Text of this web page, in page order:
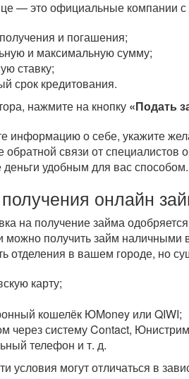
— это официальные компании
и погашения;
и максимальную сумму;
ставку;
срок кредитования.
нажмите на кнопку «Подать
информацию о себе, укажите
связи от специалистов
деньги удобным для вас способом.
онлайн
на получение займа
можно получить займ
отделения в вашем городе, но
карту;
кошелёк ЮMoney или QIWI;
через систему Contact,
телефон и т. д.
условия могут отличаться в